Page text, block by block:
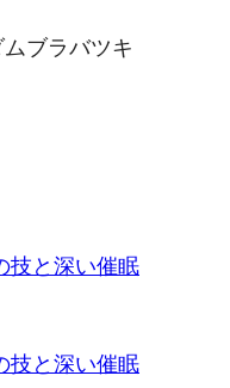
ムブラバツキ
技と深い催眠
技と深い催眠